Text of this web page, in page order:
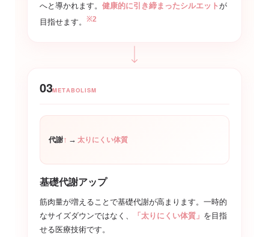
へと導かれます。 健康的に引き締まったシルエットが
目指せます。 ※2
03METABOLISM
代謝↑ → 太りにくい体質
基礎代謝アップ
筋肉量が増えることで基礎代謝が高まります。一時的
なサイズダウンではなく、
「太りにくい体質」 を目指
せる医療技術です。